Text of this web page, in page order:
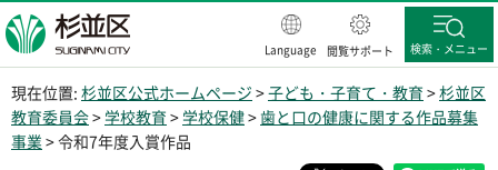
杉並区
Language 閲覧サポート 検索・メニュー
現在位置: 杉並区公式ホームページ >子ども・子育て・教育 >杉並区
教育委員会> 学校教育 > 学校保健>歯と口の健康に関する作品募集
事業 > 令和7年度入賞作品